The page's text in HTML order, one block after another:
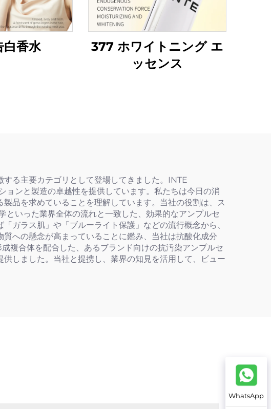
白香水
377 ホワイトニング エ
ッセンス
る主要カテゴリとして登場してきました。INTE
ンと製造の卓越性を提供しています。私たちは今日の消
品を求めていることを理解しています。当社の役割は、ス
いった業界全体の流れと一致した、効果的なアンプルセ
ガラス肌」や「ブルーライト保護」などの流行概念から、
への懸念が高まっていることに鑑み、当社は抗酸化成分
複合体を配合した、あるブランド向けの抗汚染アンプルセ
しました。当社と提携し、業界の知見を活用して、ビュー
WhatsApp